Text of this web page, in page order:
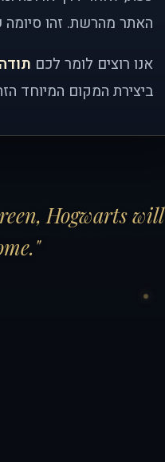
האתר מהרשת. זהו סיומה
אנו רוצים לומר לכם
ביצירת המקום המיוחד
Hogwarts will